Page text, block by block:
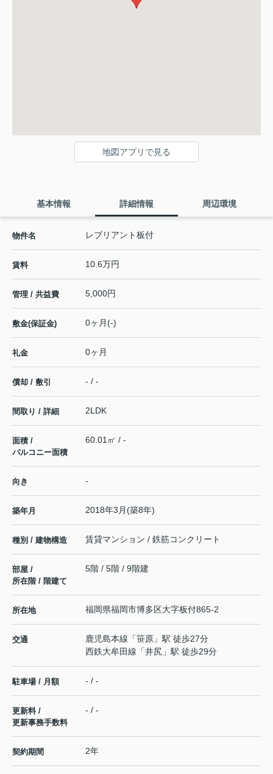
地図アプリで見る
基本情報 詳細情報 周辺環境
物件名 レブリアント板付
賃料 10.6万円
管理 / 共益費 5,000円
敷金(保証金) 0ヶ月(-)
礼金 0ヶ月
償却 / 敷引 - / -
間取り / 詳細 2LDK
面積 /
バルコニー面積
60.01㎡ / -
向き -
築年月 2018年3月(築8年)
種別 / 建物構造 賃貸マンション / 鉄筋コンクリート
部屋 /
所在階 / 階建て
5階 / 5階 / 9階建
所在地 福岡県福岡市博多区大字板付865-2
交通 鹿児島本線 「笹原 」駅 徒歩27分
西鉄大牟田線 「井尻 」駅 徒歩29分
駐車場 / 月額 - / -
更新料 /
更新事務手数料
- / -
契約期間 2年